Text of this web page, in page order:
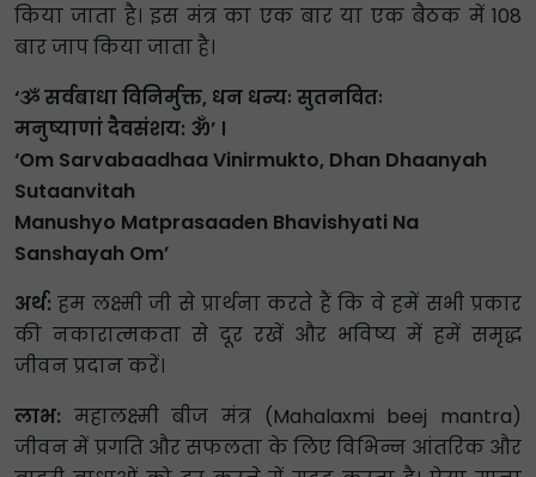
किया जाता है। इस मंत्र का एक बार या एक बैठक में 108
बार जाप किया जाता है।
‘ૐ सर्वबाधा विनिर्मुक्त, धन धन्यः सुतनवितः
मनुष्याणां दैवसंशय: ॐ’ ।
‘Om Sarvabaadhaa Vinirmukto, Dhan Dhaanyah
Sutaanvitah
Manushyo Matprasaaden Bhavishyati Na
Sanshayah Om’
अर्थ: हम लक्ष्मी जी से प्रार्थना करते हैं कि वे हमें सभी प्रकार
की नकारात्मकता से दूर रखें और भविष्य में हमें समृद्ध
जीवन प्रदान करें।
लाभ: महालक्ष्मी बीज मंत्र (Mahalaxmi beej mantra)
जीवन में प्रगति और सफलता के लिए विभिन्न आंतरिक और